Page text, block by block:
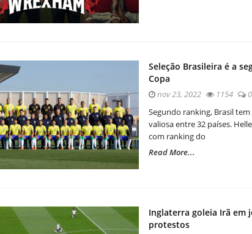
Seleção Brasileira é a
Copa
nov 23, 2022 1154
Segundo ranking, Brasil
valiosa entre 32 países.
com ranking do
Read More...
Inglaterra goleia Irã em
protestos